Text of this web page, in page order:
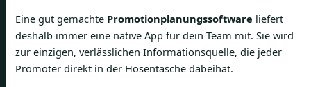
Eine gut gemachte Promotionplanungssoftware liefert
deshalb immer eine native App für dein Team mit. Sie wird
zur einzigen, verlässlichen Informationsquelle, die jeder
Promoter direkt in der Hosentasche dabeihat.